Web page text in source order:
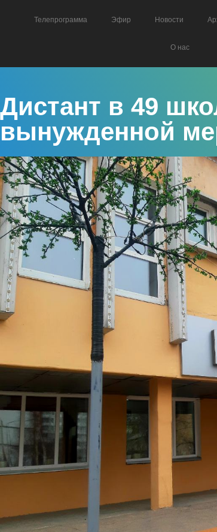
Телепрограмма Эфир Новости
О нас
Дистант в 49
вынужденной